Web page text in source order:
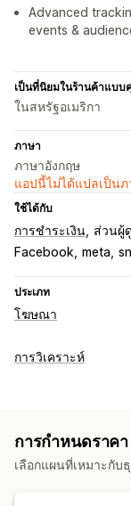
Advanced
events &
เป็นที่นิยมในร้านค้าแบ
ในสหรัฐอเมริกา
ภาษา
ภาษาอังกฤษ
แอปนี้ไม่ได้แปลเป็นภ
ใช้ได้กับ
การชำระเงิน ส่วนผู้
Facebook meta
ประเภท
โฆษณา
การกำหนดเป้าหมาย
ตามเวลา การกำหน
การวิเคราะห์
การติดตามเหตุการณ์
มูลค่าตลอดอายุการใ
การกำหนดราคา
เลือกแผนที่เหมาะกั